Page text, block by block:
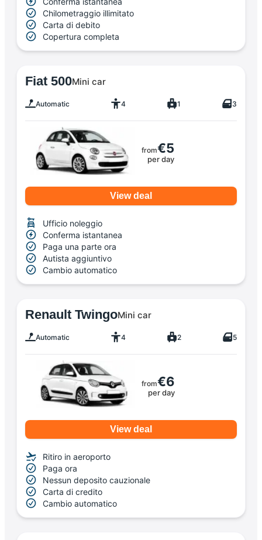
Chilometraggio illimitato
Carta di debito
Copertura completa
Fiat 500Mini car
Automatic 4 1 3
from€5
per day
View deal
Ufficio noleggio
Conferma istantanea
Paga una parte ora
Autista aggiuntivo
Cambio automatico
Renault TwingoMini car
Automatic 4 2 5
from€6
per day
View deal
Ritiro in aeroporto
Paga ora
Nessun deposito cauzionale
Carta di credito
Cambio automatico